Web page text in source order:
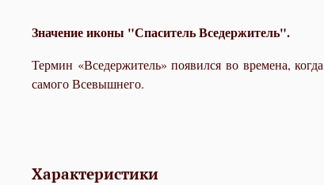
Значение иконы "Спаситель Вседержитель".
Термин «Вседержитель» появился во времена,
самого Всевышнего.
Характеристики